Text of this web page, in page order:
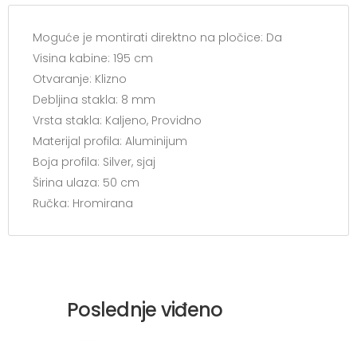
Moguće je montirati direktno na pločice: Da
Visina kabine: 195 cm
Otvaranje: Klizno
Debljina stakla: 8 mm
Vrsta stakla: Kaljeno, Providno
Materijal profila: Aluminijum
Boja profila: Silver, sjaj
Širina ulaza: 50 cm
Ručka: Hromirana
Poslednje viđeno